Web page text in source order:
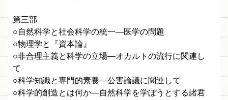
第三部
○自然科学と社会科学の統一—医学の問題
○物理学と『資本論』
○非合理主義と科学の立場—オカルトの流行に関連し
て
○科学知識と専門的素養—公害論議に関連して
○科学的創造とは何か—自然科学を学ぼうとする諸君